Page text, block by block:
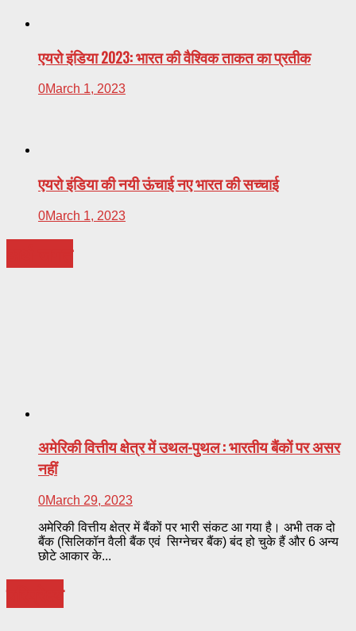
एयरो इंडिया 2023: भारत की वैश्विक ताकत का प्रतीक
0March 1, 2023
एयरो इंडिया की नयी ऊंचाई नए भारत की सच्चाई
0March 1, 2023
अमेरिकी वित्तीय क्षेत्र में उथल-पुथल : भारतीय बैंकों पर असर
नहीं
0March 29, 2023
अमेरिकी वित्तीय क्षेत्र में बैंकों पर भारी संकट आ गया है। अभी तक दो
बैंक (सिलिकॉन वैली बैंक एवं सिग्नेचर बैंक) बंद हो चुके हैं और 6 अन्य
छोटे आकार के...